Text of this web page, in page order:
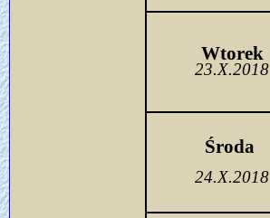
Wtorek
23.X.2018
Środa
24.X.2018